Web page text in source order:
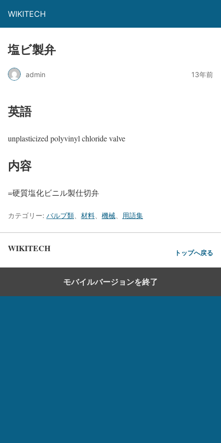
WIKITECH
塩ビ製弁
admin 13年前
英語
unplasticized polyvinyl chloride valve
内容
=硬質塩化ビニル製仕切弁
カテゴリー: バルブ類 材料 機械 用語集
WIKITECH トップへ戻る
モバイルバージョンを終了